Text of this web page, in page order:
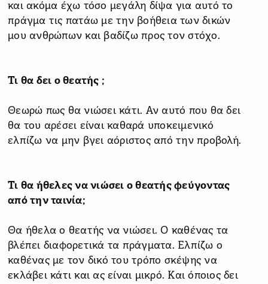
και ακόμα έχω τόσο μεγάλη δίψα για αυτό το
πράγμα τις πατάω με την βοήθεια των δικών
μου ανθρώπων και βαδίζω προς τον στόχο.
Τι θα δει ο θεατής ;
Θεωρώ πως θα νιώσει κάτι. Αν αυτό που θα δει
θα του αρέσει είναι καθαρά υποκειμενικό
ελπίζω να μην βγει αόριστος από την προβολή.
Τι θα ήθελες να νιώσει ο θεατής φεύγοντας
από την ταινία;
Θα ήθελα ο θεατής να νιώσει. Ο καθένας τα
βλέπει διαφορετικά τα πράγματα. Ελπίζω ο
καθένας με τον δικό του τρόπο σκέψης να
εκλάβει κάτι και ας είναι μικρό. Και όποιος δει